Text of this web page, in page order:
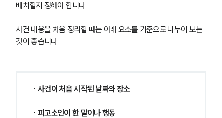
배치할지 정해야 합니다.
사건 내용을 처음 정리할 때는 아래 요소를 기준으로 나누어 보는
것이 좋습니다.
· 사건이 처음 시작된 날짜와 장소
· 피고소인이 한 말이나 행동